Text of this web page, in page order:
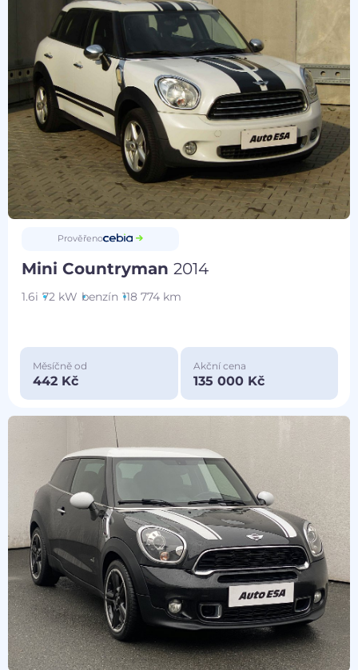
Prověřeno
Mini Countryman2014
1.6i 72 kW benzín 118 774 km
Měsíčně od
442 Kč
Akční cena
135 000 Kč